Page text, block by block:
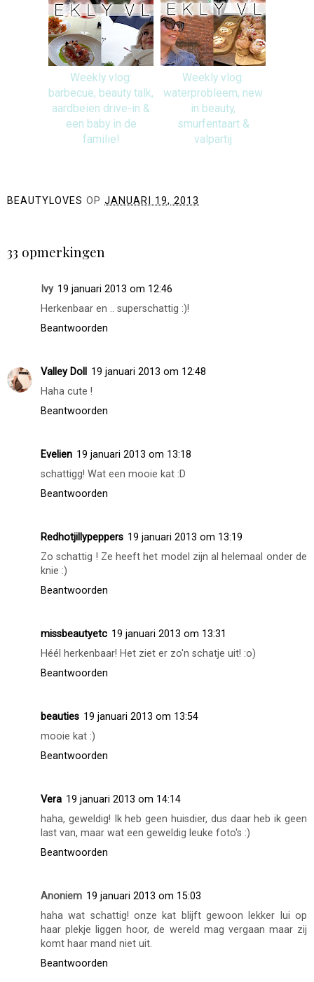
Weekly vlog:
barbecue, beauty talk,
aardbeien drive-in &
een baby in de
familie!
Weekly vlog:
waterprobleem, new
in beauty,
smurfentaart &
valpartij
BEAUTYLOVES OP JANUARI 19, 2013
33 opmerkingen
Ivy 19 januari 2013 om 12:46
Herkenbaar en .. superschattig :)!
Beantwoorden
Valley Doll
19 januari 2013 om 12:48
Haha cute !
Beantwoorden
Evelien 19 januari 2013 om 13:18
schattigg! Wat een mooie kat :D
Beantwoorden
Redhotjillypeppers 19 januari 2013 om 13:19
Zo schattig ! Ze heeft het model zijn al helemaal onder de
knie :)
Beantwoorden
missbeautyetc 19 januari 2013 om 13:31
Héél herkenbaar! Het ziet er zo'n schatje uit! :o)
Beantwoorden
beauties 19 januari 2013 om 13:54
mooie kat :)
Beantwoorden
Vera 19 januari 2013 om 14:14
haha, geweldig! Ik heb geen huisdier, dus daar heb ik geen
last van, maar wat een geweldig leuke foto's :)
Beantwoorden
Anoniem 19 januari 2013 om 15:03
haha wat schattig! onze kat blijft gewoon lekker lui op
haar plekje liggen hoor, de wereld mag vergaan maar zij
komt haar mand niet uit.
Beantwoorden